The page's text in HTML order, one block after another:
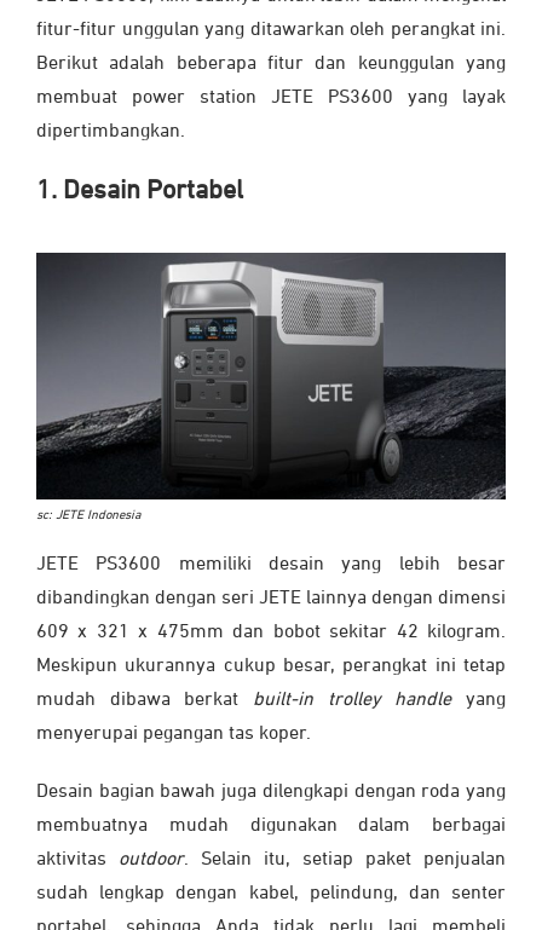
fitur-fitur unggulan yang ditawarkan oleh perangkat ini.
Berikut adalah beberapa fitur dan keunggulan yang
membuat power station JETE PS3600 yang layak
dipertimbangkan.
1. Desain Portabel
sc: JETE Indonesia
JETE PS3600 memiliki desain yang lebih besar
dibandingkan dengan seri JETE lainnya dengan dimensi
609 x 321 x 475mm dan bobot sekitar 42 kilogram.
Meskipun ukurannya cukup besar, perangkat ini tetap
mudah dibawa berkat built-in trolley handleyang
menyerupai pegangan tas koper.
Desain bagian bawah juga dilengkapi dengan roda yang
membuatnya mudah digunakan dalam berbagai
aktivitas outdoor. Selain itu, setiap paket penjualan
sudah lengkap dengan kabel, pelindung, dan senter